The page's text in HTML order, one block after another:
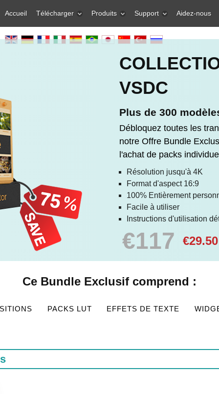
Accueil Télécharger Produits Support Aidez-nous
VSDC
Plus de 300
Débloquez toutes les
notre Offre Bundle
l'achat de packs
Résolution jusqu'à 4K
Format d'aspect 16:9
100% Entièrement
Facile à utiliser
Instructions d'utilisation
€117 €29.50
Ce Bundle Exclusif comprend :
PACKS LUT EFFETS DE TEXTE